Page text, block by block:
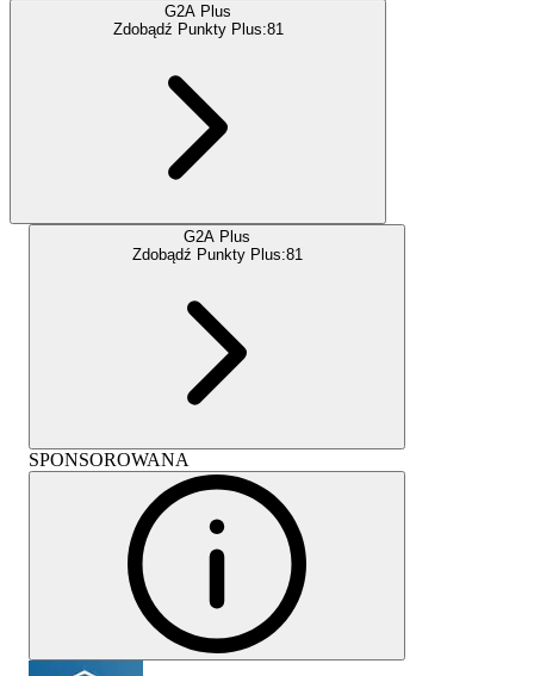
G2A Plus
Zdobądź Punkty Plus:81
G2A Plus
Zdobądź Punkty Plus:81
SPONSOROWANA